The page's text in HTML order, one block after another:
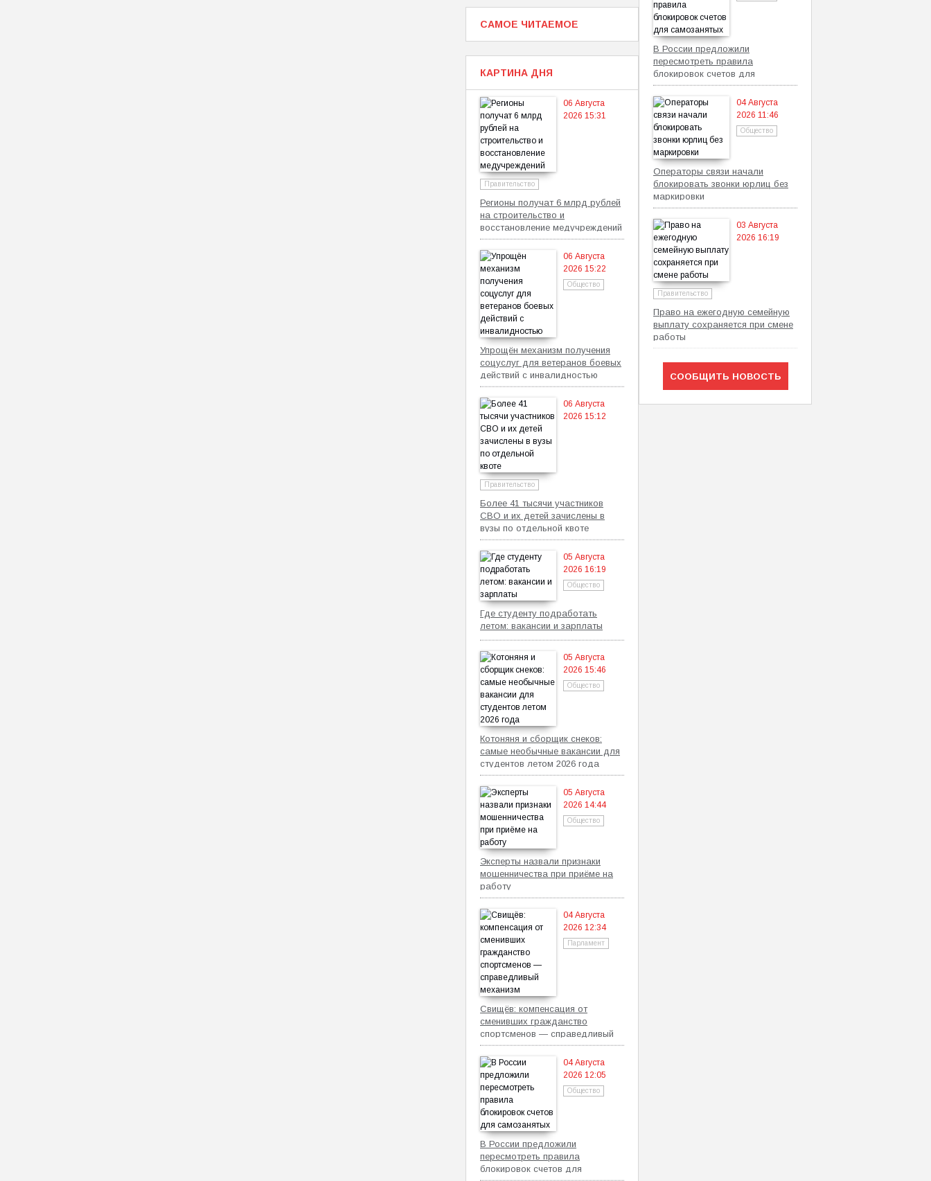
В России предложили
пересмотреть правила
блокировок счетов для
самозанятых
04 Августа
2026 11:46
Общество
Операторы связи начали
блокировать звонки юрлиц без
маркировки
03 Августа
2026 16:19
Правительство
Право на ежегодную семейную
выплату сохраняется при смене
работы
СООБЩИТЬ НОВОСТЬ
САМОЕ ЧИТАЕМОЕ
КАРТИНА ДНЯ
06 Августа
2026 15:31
Правительство
Регионы получат 6 млрд рублей
на строительство и
восстановление медучреждений
06 Августа
2026 15:22
Общество
Упрощён механизм получения
соцуслуг для ветеранов боевых
действий с инвалидностью
06 Августа
2026 15:12
Правительство
Более 41 тысячи участников
СВО и их детей зачислены в
вузы по отдельной квоте
05 Августа
2026 16:19
Общество
Где студенту подработать
летом: вакансии и зарплаты
05 Августа
2026 15:46
Общество
Котоняня и сборщик снеков:
самые необычные вакансии для
студентов летом 2026 года
05 Августа
2026 14:44
Общество
Эксперты назвали признаки
мошенничества при приёме на
работу
04 Августа
2026 12:34
Парламент
Свищёв: компенсация от
сменивших гражданство
спортсменов — справедливый
механизм
04 Августа
2026 12:05
Общество
В России предложили
пересмотреть правила
блокировок счетов для